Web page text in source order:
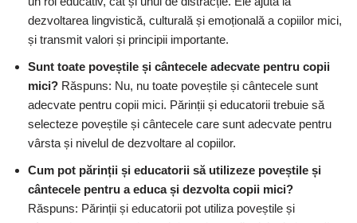
dezvoltarea lingvistică, culturală și emoțională a copiilor mici,
și transmit valori și principii importante.
Sunt toate poveștile și cântecele adecvate pentru copii
mici? Răspuns: Nu, nu toate poveștile și cântecele sunt
adecvate pentru copii mici. Părinții și educatorii trebuie să
selecteze poveștile și cântecele care sunt adecvate pentru
vârsta și nivelul de dezvoltare al copiilor.
Cum pot părinții și educatorii să utilizeze poveștile și
cântecele pentru a educa și dezvolta copii mici?
Răspuns: Părinții și educatorii pot utiliza poveștile și